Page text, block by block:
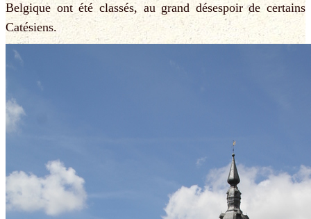
Belgique ont été classés, au grand désespoir de certains
Catésiens.